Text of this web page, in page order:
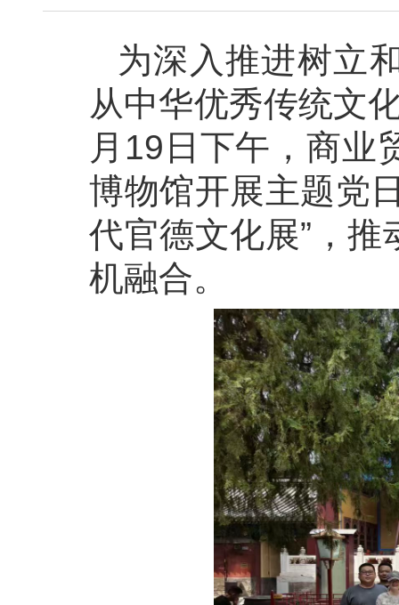
为深入推进树立
从中华优秀传统文
月19日下午，商业
博物馆开展主题党
代官德文化展”，
机融合。